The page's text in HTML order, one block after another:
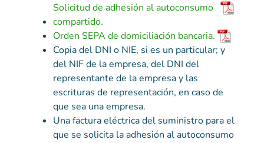
Solicitud de adhesión al autoconsumo
compartido.
Orden SEPA de domiciliación bancaria.
Copia del DNI o NIE, si es un particular; y
del NIF de la empresa, del DNI del
representante de la empresa y las
escrituras de representación, en caso de
que sea una empresa.
Una factura eléctrica del suministro para el
que se solicita la adhesión al autoconsumo